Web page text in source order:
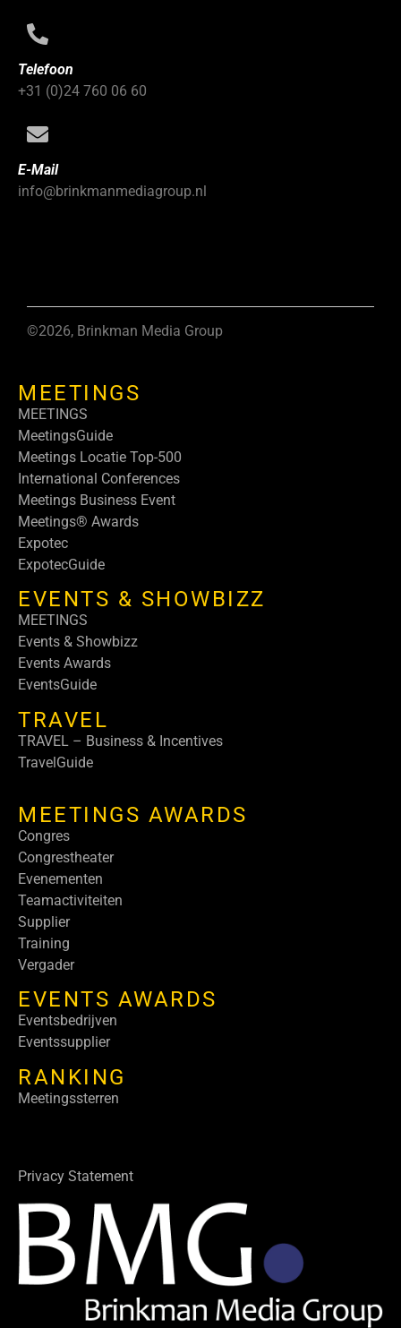
Telefoon
+31 (0)24 760 06 60
E-Mail
info@brinkmanmediagroup.nl
©2026, Brinkman Media Group
MEETINGS
MEETINGS
MeetingsGuide
Meetings Locatie Top-500
International Conferences
Meetings Business Event
Meetings® Awards
Expotec
ExpotecGuide
EVENTS & SHOWBIZZ
MEETINGS
Events & Showbizz
Events Awards
EventsGuide
TRAVEL
TRAVEL – Business & Incentives
TravelGuide
MEETINGS AWARDS
Congres
Congrestheater
Evenementen
Teamactiviteiten
Supplier
Training
Vergader
EVENTS AWARDS
Eventsbedrijven
Eventssupplier
RANKING
Meetingssterren
Privacy Statement